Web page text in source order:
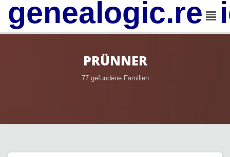
PRÜNNER
77 gefundene Familien